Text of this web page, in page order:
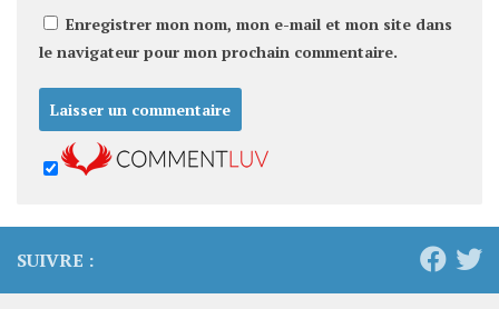
Enregistrer mon nom, mon e-mail et mon site dans
le navigateur pour mon prochain commentaire.
SUIVRE :